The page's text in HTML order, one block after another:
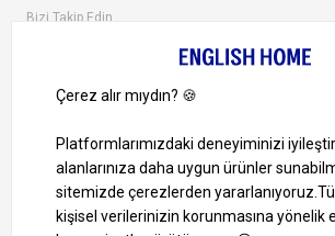
Bizi Takip Edin
1000 TL ve Üzeri Alışverişlerinizde Kargo Bedava!